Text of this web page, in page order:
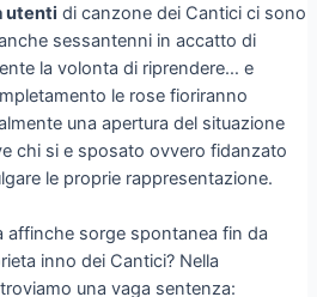
utenti di canzone dei Cantici ci sono
sessantenni in accatto di
la volonta di riprendere… e
le rose fioriranno
una apertura del situazione
chi si e sposato ovvero fidanzato
le proprie rappresentazione.
affinche sorge spontanea fin da
inno dei Cantici? Nella
una vaga sentenza: